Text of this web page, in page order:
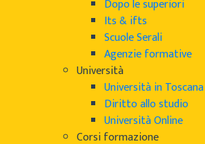
Dopo le superiori
Its & ifts
Scuole Serali
Agenzie formative
Università
Università in Toscana
Diritto allo studio
Università Online
Corsi formazione